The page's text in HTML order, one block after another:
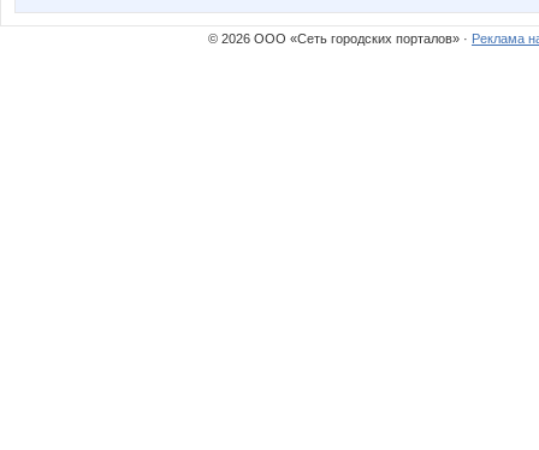
© 2026 ООО «Сеть городских порталов» · Реклама